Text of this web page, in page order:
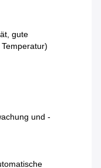
gute
und -